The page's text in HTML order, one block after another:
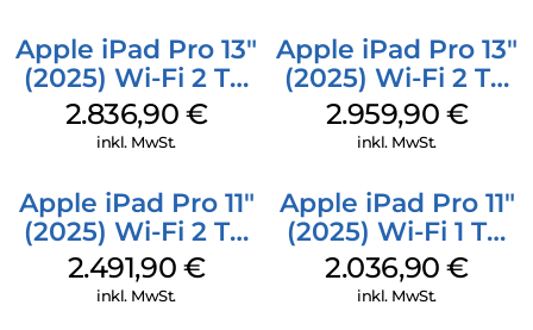
Apple iPad Pro 13″
(2025) Wi-Fi 2 TB
Standardglas
Space Schwarz
2.836,90 €
inkl. MwSt.
Apple iPad Pro 13″
(2025) Wi-Fi 2 TB
Nanotexturglas
Space Schwarz
2.959,90 €
inkl. MwSt.
Apple iPad Pro 11″
(2025) Wi-Fi 2 TB
Standardglas
Space Schwarz
2.491,90 €
inkl. MwSt.
Apple iPad Pro 11″
(2025) Wi-Fi 1 TB
Nanotexturglas
Silber
2.036,90€
inkl. MwSt.